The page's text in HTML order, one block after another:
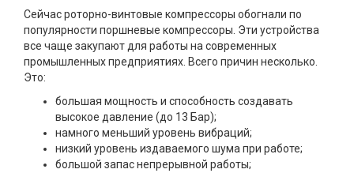
Сейчас роторно-винтовые компрессоры обогнали по
популярности поршневые компрессоры. Эти устройства
все чаще закупают для работы на современных
промышленных предприятиях. Всего причин несколько.
Это:
большая мощность и способность создавать
высокое давление (до 13 Бар);
намного меньший уровень вибраций;
низкий уровень издаваемого шума при работе;
большой запас непрерывной работы;